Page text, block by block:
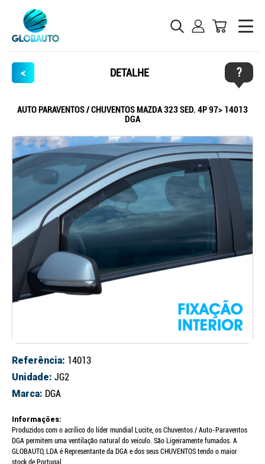
< DETALHE ?
AUTO PARAVENTOS / CHUVENTOS MAZDA 323 SED. 4P 97> 14013
DGA
Referência: 14013
Unidade: JG2
Marca: DGA
Informações:
Produzidos com o acrílico do líder mundial Lucite, os Chuventos / Auto-Paraventos
DGA permitem uma ventilação natural do veículo. São Ligeiramente fumados. A
GLOBAUTO, LDA é Representante da DGA e dos seus CHUVENTOS tendo o maior
stock de Portugal.